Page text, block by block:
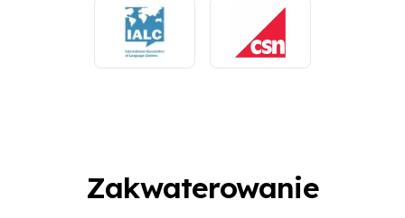
Zakwaterowanie